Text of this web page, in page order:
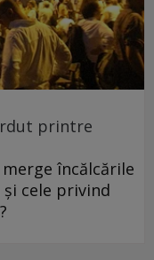
printre
încălcările
cele privind